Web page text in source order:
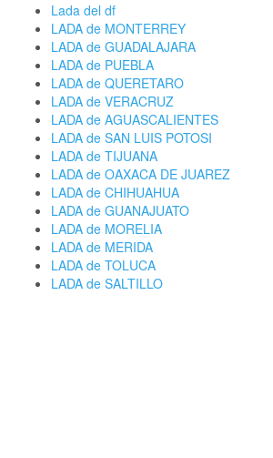
Lada del df
LADA de MONTERREY
LADA de GUADALAJARA
LADA de PUEBLA
LADA de QUERETARO
LADA de VERACRUZ
LADA de AGUASCALIENTES
LADA de SAN LUIS POTOSI
LADA de TIJUANA
LADA de OAXACA DE JUAREZ
LADA de CHIHUAHUA
LADA de GUANAJUATO
LADA de MORELIA
LADA de MERIDA
LADA de TOLUCA
LADA de SALTILLO